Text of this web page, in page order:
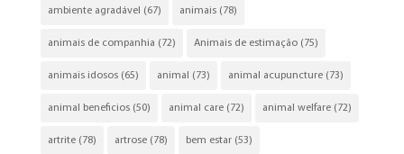
ambiente agradável (67) animais(78)
animais de companhia (72) Animais de estimação(75)
animais idosos(65) animal (73) animal acupuncture(73)
animal beneficios(50) animal care(72) animal welfare(72)
artrite(78) artrose(78) bem estar(53)